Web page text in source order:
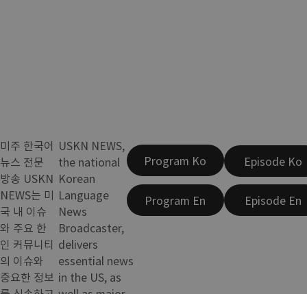
미주 한국어
뉴스 전문
방송 USKN
NEWS는 미
국 내 이슈
와 주요 한
인 커뮤니티
의 이슈와
중요한 정보
USKN NEWS,
the national
Korean
Language
News
Broadcaster,
delivers
essential news
in the US, as
Program Ko
Program En
Episode Ko
Episode En